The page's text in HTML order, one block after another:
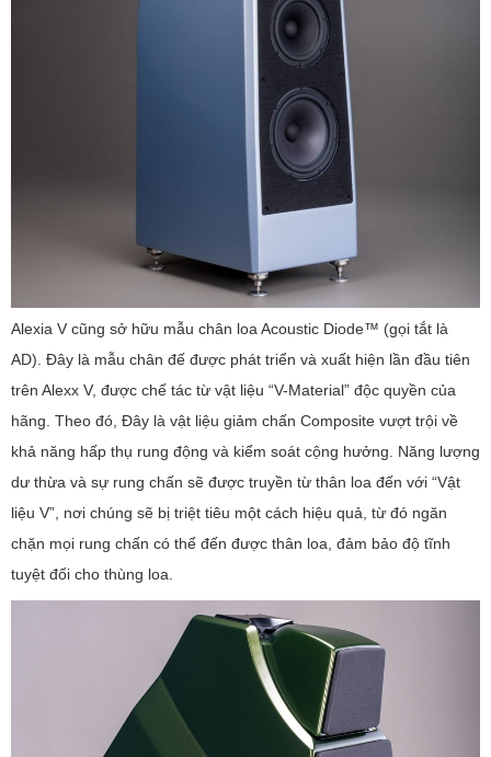
Alexia V cũng sở hữu mẫu chân loa Acoustic Diode™ (gọi tắt là
AD). Đây là mẫu chân đế được phát triển và xuất hiện lần đầu tiên
trên Alexx V, được chế tác từ vật liệu “V-Material” độc quyền của
hãng. Theo đó, Đây là vật liệu giảm chấn Composite vượt trội về
khả năng hấp thụ rung động và kiểm soát cộng hưởng. Năng lượng
dư thừa và sự rung chấn sẽ được truyền từ thân loa đến với “Vật
liệu V”, nơi chúng sẽ bị triệt tiêu một cách hiệu quả, từ đó ngăn
chặn mọi rung chấn có thể đến được thân loa, đảm bảo độ tĩnh
tuyệt đối cho thùng loa.